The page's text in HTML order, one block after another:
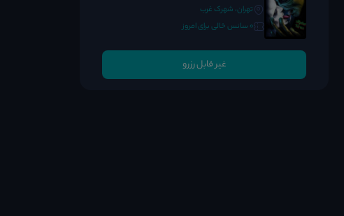
تهران، شهرک غرب
0 سانس خالی برای امروز
غیر قابل رزرو